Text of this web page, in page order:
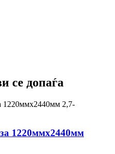
се допаѓа
1220ммх2440мм